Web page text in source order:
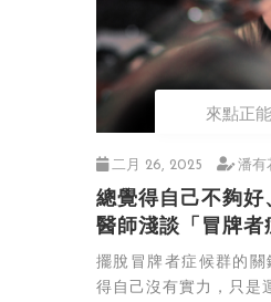
來點正
二月 26, 2025 潘有
總覺得自己不夠
醫師淺談「冒牌者
擺脫冒牌者症候群的
得自己沒有實力，只是